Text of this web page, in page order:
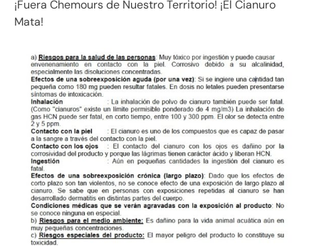
¡Fuera Chemours de Nuestro Territorio! ¡El Cianuro
Mata!